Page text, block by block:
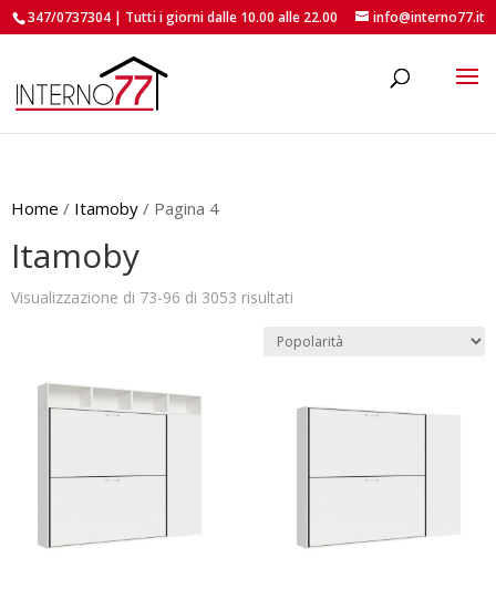
347/0737304 | Tutti i giorni dalle 10.00 alle 22.00 info@interno77.it
Home / Itamoby / Pagina 4
Itamoby
Visualizzazione di 73-96 di 3053 risultati